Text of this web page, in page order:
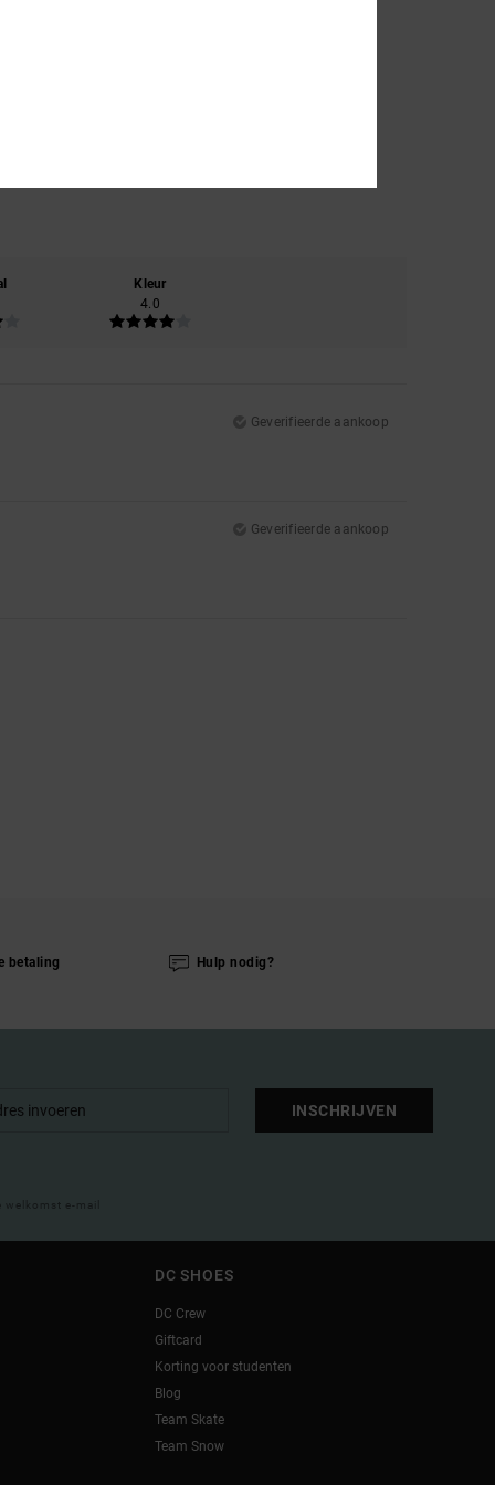
Kleur
4.0
Geverifieerde aankoop
Geverifieerde aankoop
betaling Hulp nodig?
INSCHRIJVEN
e-mail
DC SHOES
DC Crew
Giftcard
Korting voor studenten
Blog
Team Skate
Team Snow